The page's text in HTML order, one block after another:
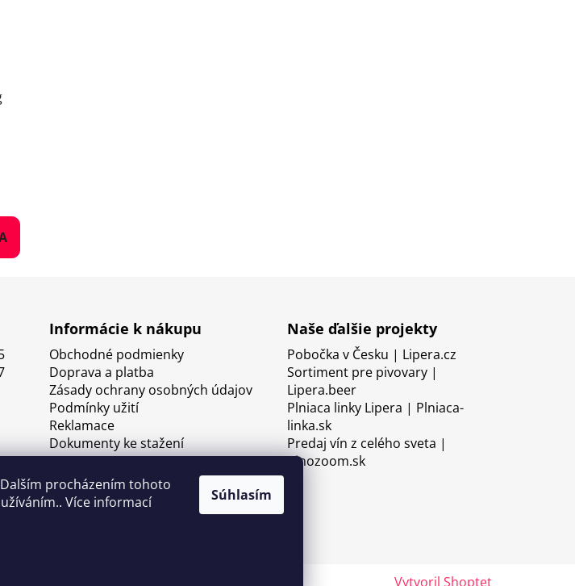
procházením tohoto
Více informací
Súhlasím
Informácie k nákupu
Obchodné podmienky
Doprava a platba
Zásady ochrany osobných údajov
Podmínky užití
Reklamace
Dokumenty ke stažení
Naše ďalšie projekty
Pobočka v Česku | Lipera.cz
Sortiment pre pivovary |
Lipera.beer
Plniaca linky Lipera | Plniaca-
linka.sk
Predaj vín z celého sveta |
Vinozoom.sk
Vytvoril Shoptet